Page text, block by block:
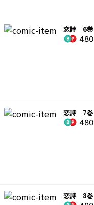
恋詩 6巻
480
恋詩 7巻
480
恋詩 8巻